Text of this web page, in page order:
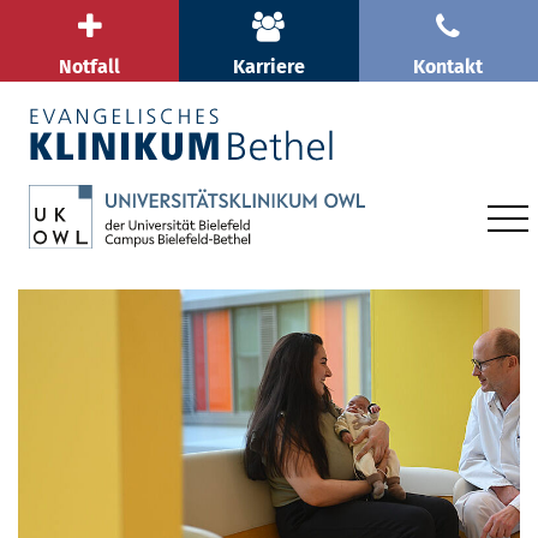
Notfall Karriere Kontakt